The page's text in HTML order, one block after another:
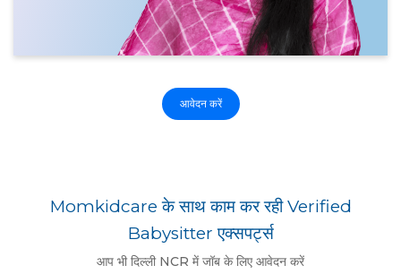
आवेदन करें
Momkidcare के साथ काम कर रही Verified
Babysitter एक्सपर्ट्स
आप भी दिल्ली NCR में जॉब के लिए आवेदन करें